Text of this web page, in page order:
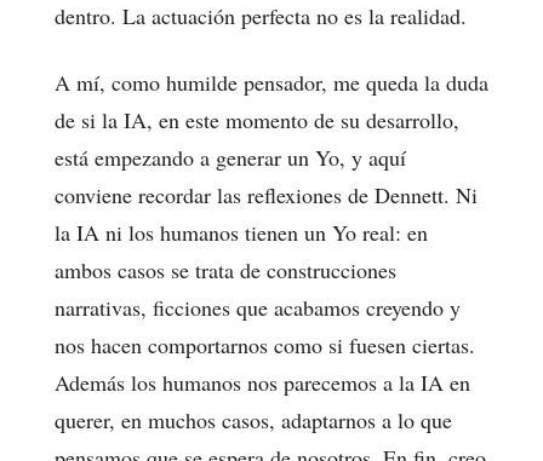
dentro. La actuación perfecta no es la realidad.
A mí, como humilde pensador, me queda la duda
de si la IA, en este momento de su desarrollo,
está empezando a generar un Yo, y aquí
conviene recordar las reflexiones de Dennett. Ni
la IA ni los humanos tienen un Yo real: en
ambos casos se trata de construcciones
narrativas, ficciones que acabamos creyendo y
nos hacen comportarnos como si fuesen ciertas.
Además los humanos nos parecemos a la IA en
querer, en muchos casos, adaptarnos a lo que